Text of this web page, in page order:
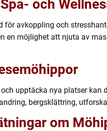
och
för avkoppling och
en möjlighet att njuta av
upptäcka nya platser
bergsklättring,
om